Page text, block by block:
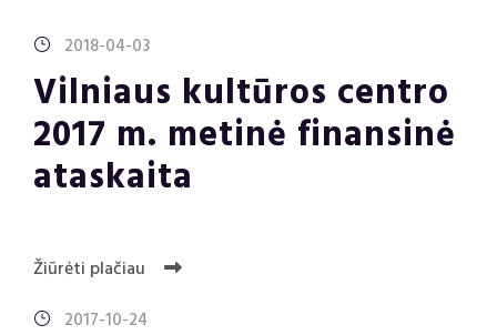
2018-04-03
Vilniaus kultūros centro
2017 m. metinė finansinė
ataskaita
Žiūrėti plačiau
2017-10-24